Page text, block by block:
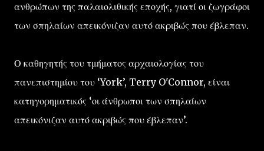
ανθρώπων της παλαιολιθικής εποχής, γιατί οι ζωγράφοι
των σπηλαίων απεικόνιζαν αυτό ακριβώς που έβλεπαν.
Ο καθηγητής του τμήματος αρχαιολογίας του
πανεπιστημίου του ‘York’, Terry O'Connor, είναι
κατηγορηματικός ‘οι άνθρωποι των σπηλαίων
απεικόνιζαν αυτό ακριβώς που έβλεπαν’.